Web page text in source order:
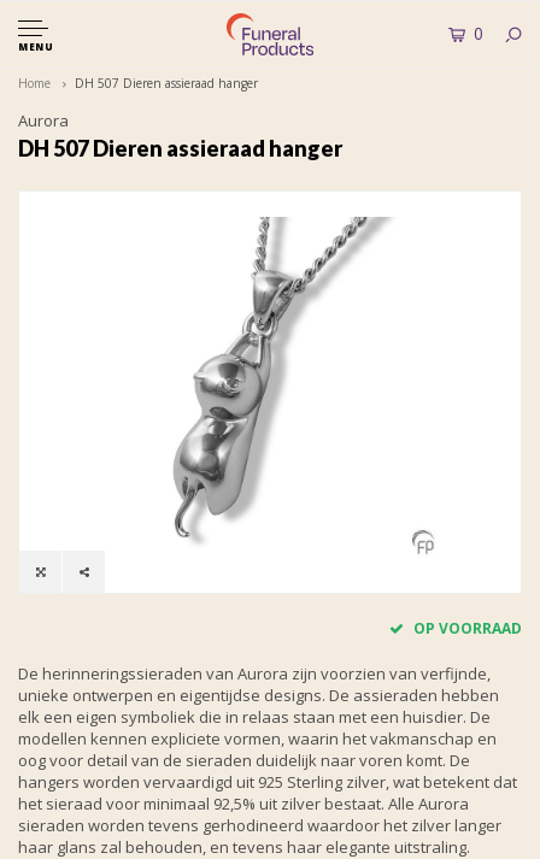
MENU
0
Home DH 507 Dieren assieraad hanger
Aurora
DH 507 Dieren assieraad hanger
OP VOORRAAD
De herinneringssieraden van Aurora zijn voorzien van verfijnde,
unieke ontwerpen en eigentijdse designs. De assieraden hebben
elk een eigen symboliek die in relaas staan met een huisdier. De
modellen kennen expliciete vormen, waarin het vakmanschap en
oog voor detail van de sieraden duidelijk naar voren komt. De
hangers worden vervaardigd uit 925 Sterling zilver, wat betekent dat
het sieraad voor minimaal 92,5% uit zilver bestaat. Alle Aurora
sieraden worden tevens gerhodineerd waardoor het zilver langer
haar glans zal behouden, en tevens haar elegante uitstraling.